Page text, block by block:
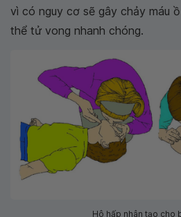
vì có nguy cơ sẽ gây chảy máu
thể tử vong nhanh chóng.
Hô hấp nhân tạo cho